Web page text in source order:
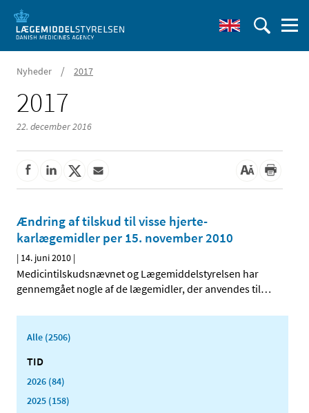
Nyheder / 2017
2017
22. december 2016
Ændring af tilskud til visse hjerte-
karlægemidler per 15. november 2010
| 14. juni 2010 |
Medicintilskudsnævnet og Lægemiddelstyrelsen har
gennemgået nogle af de lægemidler, der anvendes til…
Alle (2506)
TID
2026 (84)
2025 (158)